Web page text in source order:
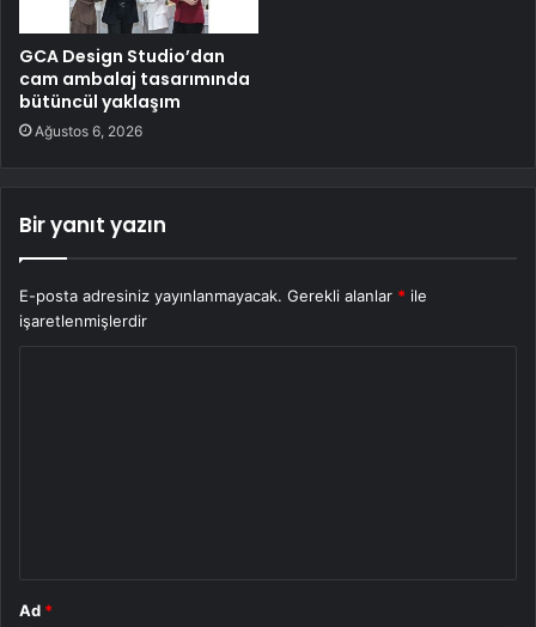
GCA Design Studio’dan
cam ambalaj tasarımında
bütüncül yaklaşım
Ağustos 6, 2026
Bir yanıt yazın
E-posta adresiniz yayınlanmayacak. Gerekli alanlar * ile
işaretlenmişlerdir
Ad *